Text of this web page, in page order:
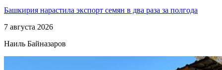
Башкирия нарастила экспорт семян в два раза за полгода
7 августа 2026
Наиль Байназаров